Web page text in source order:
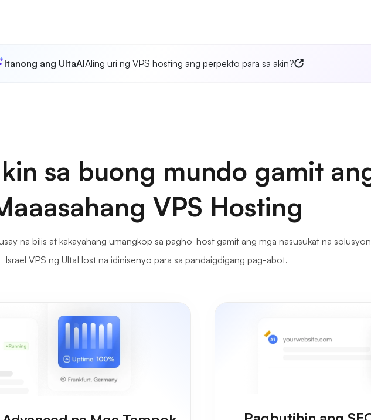
Itanong ang UltaAIAling uri ng VPS hosting ang perpekto para sa akin?
sa buong mundo gamit
VPS Hosting
na bilis at kakayahang umangkop sa pagho-host gamit ang mga nasusukat na
Israel VPS ng UltaHost na idinisenyo para sa pandaigdigang pag-abot.